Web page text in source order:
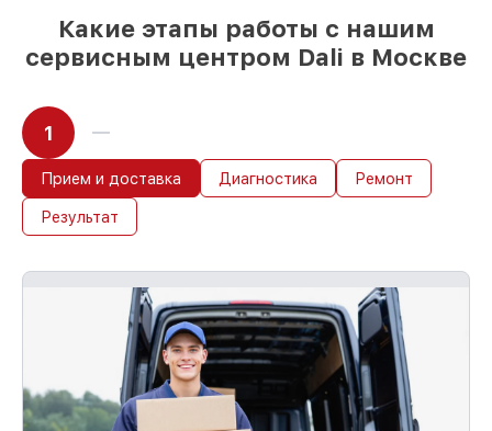
Какие этапы работы с нашим
сервисным центром Dali в Москве
1
Прием и доставка Диагностика Ремонт
Результат